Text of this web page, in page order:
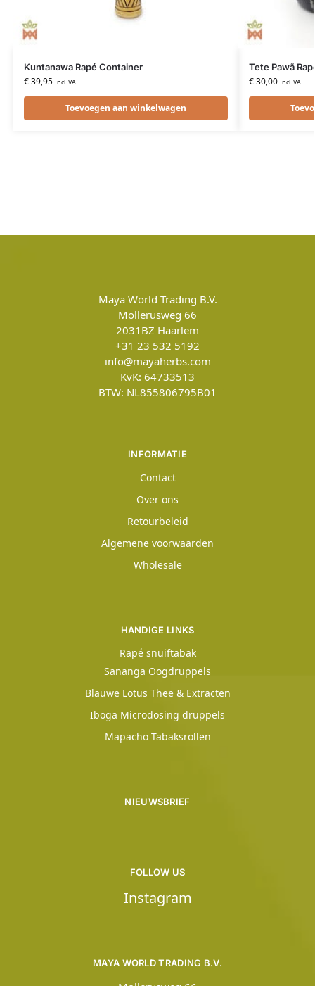
Kuntanawa Rapé Container
€39,95 Incl. VAT
Toevoegen aan winkelwagen
Tete Pawã
€30,00 Incl. VAT
Maya World Trading B.V.
Mollerusweg 66
2031BZ Haarlem
+31 23 532 5192
info@mayaherbs.com
KvK: 64733513
BTW: NL855806795B01
INFORMATIE
Contact
Over ons
Retourbeleid
Algemene voorwaarden
Wholesale
HANDIGE LINKS
Rapé snuiftabak
Sananga Oogdruppels
Blauwe Lotus Thee & Extracten
Iboga Microdosing druppels
Mapacho Tabaksrollen
MAYA WORLD TRADING B.V.
NIEUWSBRIEF
FOLLOW US
Instagram